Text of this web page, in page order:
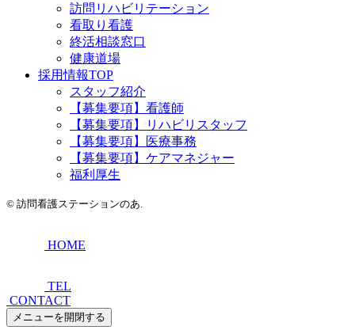
訪問リハビリテーション
看取り看護
終活相談窓口
健康道場
採用情報TOP
スタッフ紹介
【募集要項】看護師
【募集要項】リハビリスタッフ
【募集要項】医療事務
【募集要項】ケアマネジャー
福利厚生
© 訪問看護ステーションのあ.
HOME
TEL
CONTACT
メニューを開閉する